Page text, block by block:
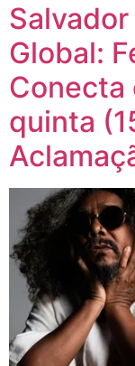
Global:
Conecta
quinta